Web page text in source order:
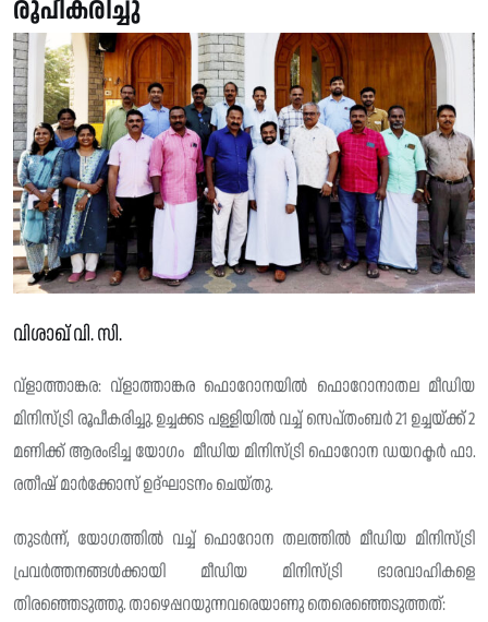
രൂപീകരിച്ചു
വിശാഖ് വി. സി.
വ്ളാത്താങ്കര: വ്ളാത്താങ്കര ഫൊറോനയിൽ ഫൊറോനാതല മീഡിയ
മിനിസ്ട്രി രൂപീകരിച്ചു. ഉച്ചക്കട പള്ളിയിൽ വച്ച്‌ സെപ്തംബർ 21 ഉച്ചയ്ക്ക് 2
മണിക്ക് ആരംഭിച്ച യോഗം ‌ മീഡിയ മിനിസ്ട്രി ഫൊറോന ഡയറക്ടർ ഫാ.
രതീഷ് മാർക്കോസ് ഉദ്‌ഘാടനം ചെയ്തു.
തുടർന്ന്, യോഗത്തിൽ വച്ച്‌ ഫൊറോന തലത്തിൽ മീഡിയ മിനിസ്ട്രി
പ്രവർത്തനങ്ങൾക്കായി മീഡിയ മിനിസ്ട്രി ഭാരവാഹികളെ
തിരഞ്ഞെടുത്തു. താഴെപ്പറയുന്നവരെയാണു തെരെഞ്ഞെടുത്തത്‌: